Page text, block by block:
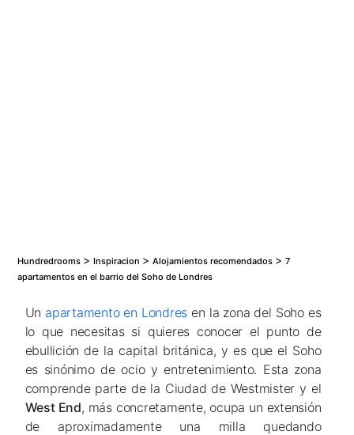
Hundredrooms >Inspiracion >Alojamientos recomendados >7
apartamentos en el barrio del Soho de Londres
Un apartamento en Londres en la zona del Soho es
lo que necesitas si quieres conocer el punto de
ebullición de la capital británica, y es que el Soho
es sinónimo de ocio y entretenimiento. Esta zona
comprende parte de la Ciudad de Westmister y el
West End, más concretamente, ocupa un extensión
de aproximadamente una milla quedando